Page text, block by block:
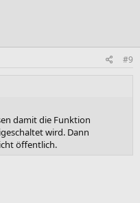
#9
damit die Funktion
wird. Dann
öffentlich.